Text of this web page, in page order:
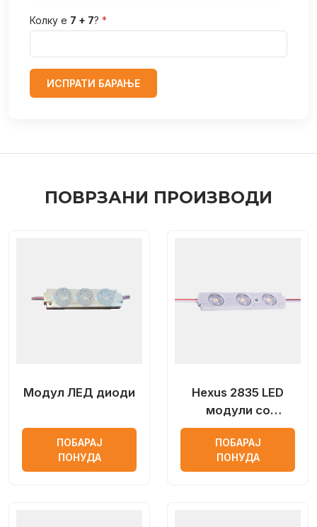
Колку е 7 + 7? *
ИСПРАТИ БАРАЊЕ
ПОВРЗАНИ ПРОИЗВОДИ
Модул ЛЕД диоди
ПОБАРАЈ
ПОНУДА
Hexus 2835 LED
модули со
оптички објектив
ПОБАРАЈ
ПОНУДА